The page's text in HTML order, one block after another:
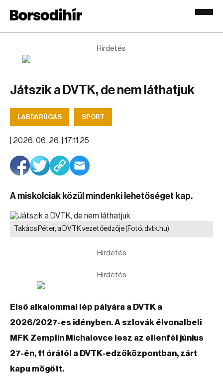
Hirdetés
Játszik a DVTK, de nem láthatjuk
LABDARÚGÁS SPORT
2026. 06. 26. | 17:11:25
A miskolciak közül mindenki lehetőséget kap.
Takács Péter, a DVTK vezetőedzője(Fotó: dvtk.hu)
Hirdetés
Hirdetés
Első alkalommal lép pályára a DVTK a
2026/2027-es idényben. A szlovák élvonalbeli
MFK Zemplín Michalovce lesz az ellenfél június
27-én, 11 órától a DVTK-edzőközpontban, zárt
kapu mögött.